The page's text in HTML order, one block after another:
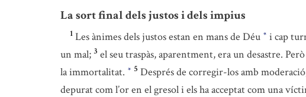
La sort final dels justos i dels impius
1 Les ànimes dels justos estan en mans de Déu * i cap
un mal; 3 el seu traspàs, aparentment, era un desastre.
la immortalitat. * 5 Després de corregir-los amb
depurat com l’or en el gresol i els ha acceptat com una